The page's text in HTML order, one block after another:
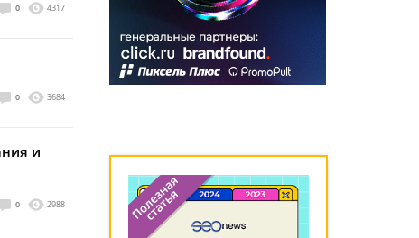
0 4317
0 3684
и
0 2988